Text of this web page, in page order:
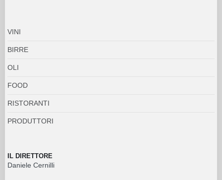
VINI
BIRRE
OLI
FOOD
RISTORANTI
PRODUTTORI
IL DIRETTORE
Daniele Cernilli